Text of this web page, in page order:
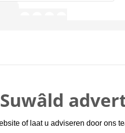
of laat u adviseren door ons